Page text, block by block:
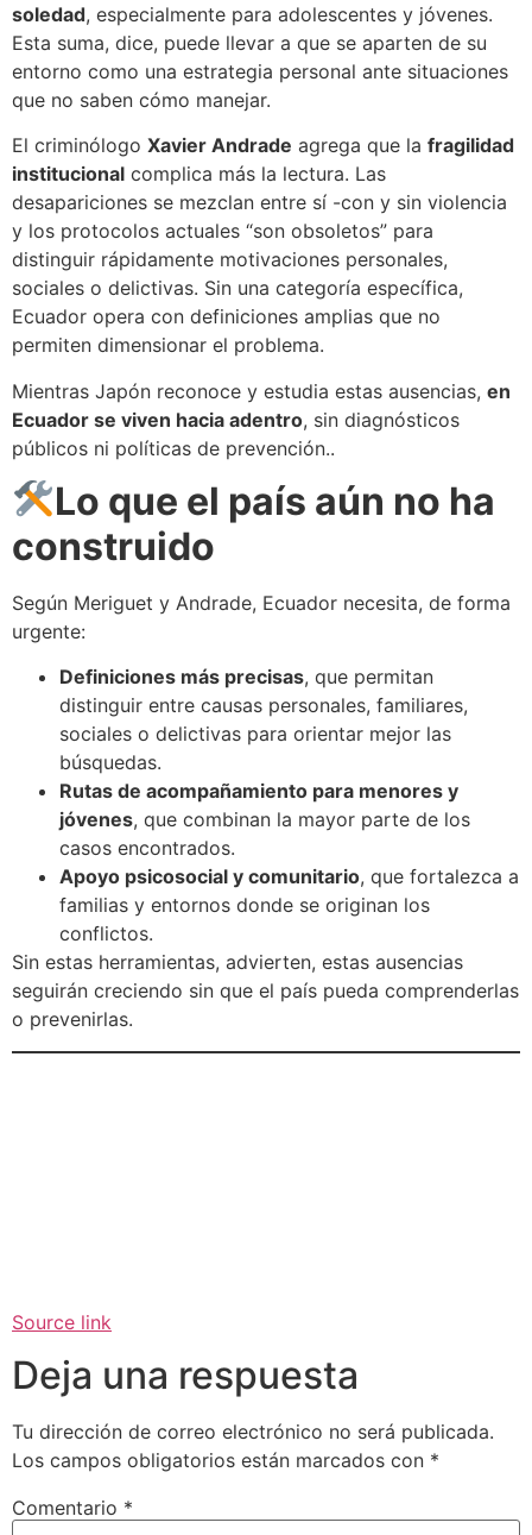
soledad, especialmente para adolescentes y jóvenes.
Esta suma, dice, puede llevar a que se aparten de su
entorno como una estrategia personal ante situaciones
que no saben cómo manejar.
El criminólogo Xavier Andrade agrega que la fragilidad
institucional complica más la lectura. Las
desapariciones se mezclan entre sí -con y sin violencia
y los protocolos actuales “son obsoletos” para
distinguir rápidamente motivaciones personales,
sociales o delictivas. Sin una categoría específica,
Ecuador opera con definiciones amplias que no
permiten dimensionar el problema.
Mientras Japón reconoce y estudia estas ausencias, en
Ecuador se viven hacia adentro, sin diagnósticos
públicos ni políticas de prevención..
Lo que el país aún no ha
construido
Según Meriguet y Andrade, Ecuador necesita, de forma
urgente:
Definiciones más precisas, que permitan
distinguir entre causas personales, familiares,
sociales o delictivas para orientar mejor las
búsquedas.
Rutas de acompañamiento para menores y
jóvenes, que combinan la mayor parte de los
casos encontrados.
Apoyo psicosocial y comunitario, que fortalezca a
familias y entornos donde se originan los
conflictos.
Sin estas herramientas, advierten, estas ausencias
seguirán creciendo sin que el país pueda comprenderlas
o prevenirlas.
Source link
Deja una respuesta
Tu dirección de correo electrónico no será publicada.
Los campos obligatorios están marcados con *
Comentario *